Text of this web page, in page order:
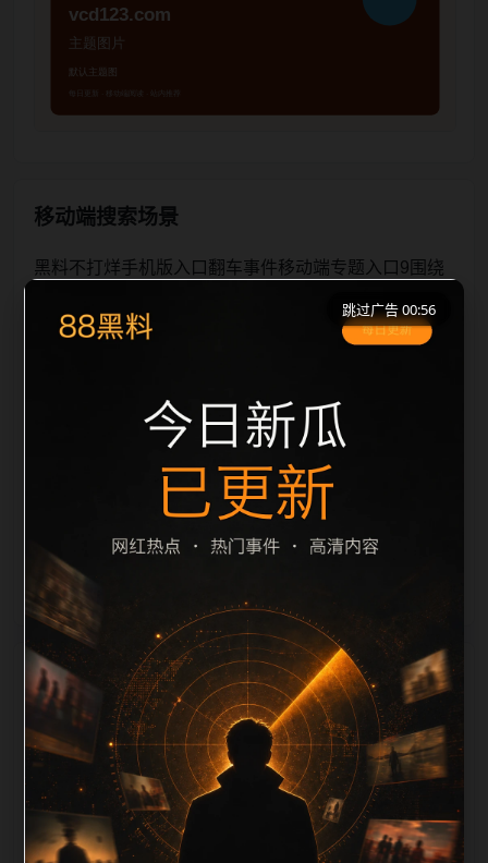
移动端搜索场景
黑料不打烊手机版入口翻车事件移动端专题入口9围绕
端浏览习惯整理标题、描述、图片和站内推荐。用户进
续浏览。本页强调内容归集和主题一致性，避免无关关
键词堆砌，也避免多个站点同步发布完全相同的标题。
图片说明、文件名、alt 和 title 均围绕主关键词、栏目
词和文章标题生成，便于搜索引擎理解页面主题。后续
采集时将继续执行远程图片本地化、坏图默认图兜底、
标题重复过滤和 descr
栏目内容归集
iption 长度检查。栏目内容按每日少量新增的方式持续
扩展，每篇保留相关问题、站内推荐和清晰的层级路
径，减少用户反复返回搜索页。第39篇作为本栏目的初
始建设内容，主要用于补齐栏目深度、稳定内链结构，
并为后续专题聚合提供可点击入口。如果后续发现页面
跳过广告 00:56